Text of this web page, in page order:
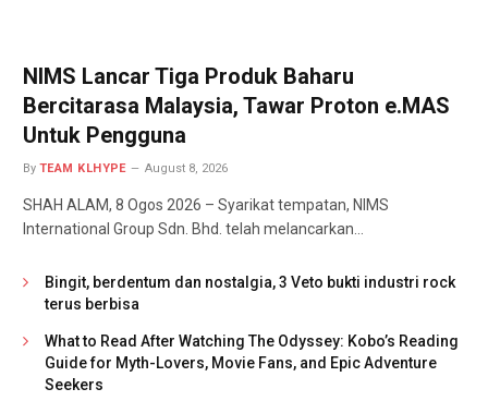
NIMS Lancar Tiga Produk Baharu
Bercitarasa Malaysia, Tawar Proton e.MAS
Untuk Pengguna
By TEAM KLHYPE August 8, 2026
SHAH ALAM, 8 Ogos 2026 – Syarikat tempatan, NIMS
International Group Sdn. Bhd. telah melancarkan…
Bingit, berdentum dan nostalgia, 3 Veto bukti industri rock
terus berbisa
What to Read After Watching The Odyssey: Kobo’s Reading
Guide for Myth-Lovers, Movie Fans, and Epic Adventure
Seekers